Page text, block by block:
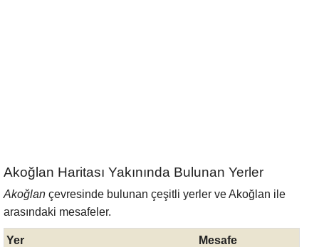
Akoğlan Haritası Yakınında Bulunan Yerler
Akoğlan çevresinde bulunan çeşitli yerler ve Akoğlan ile
arasındaki mesafeler.
Yer
Mesafe